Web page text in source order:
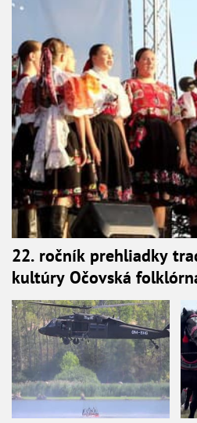
22. ročník prehliadky
kultúry Očovská